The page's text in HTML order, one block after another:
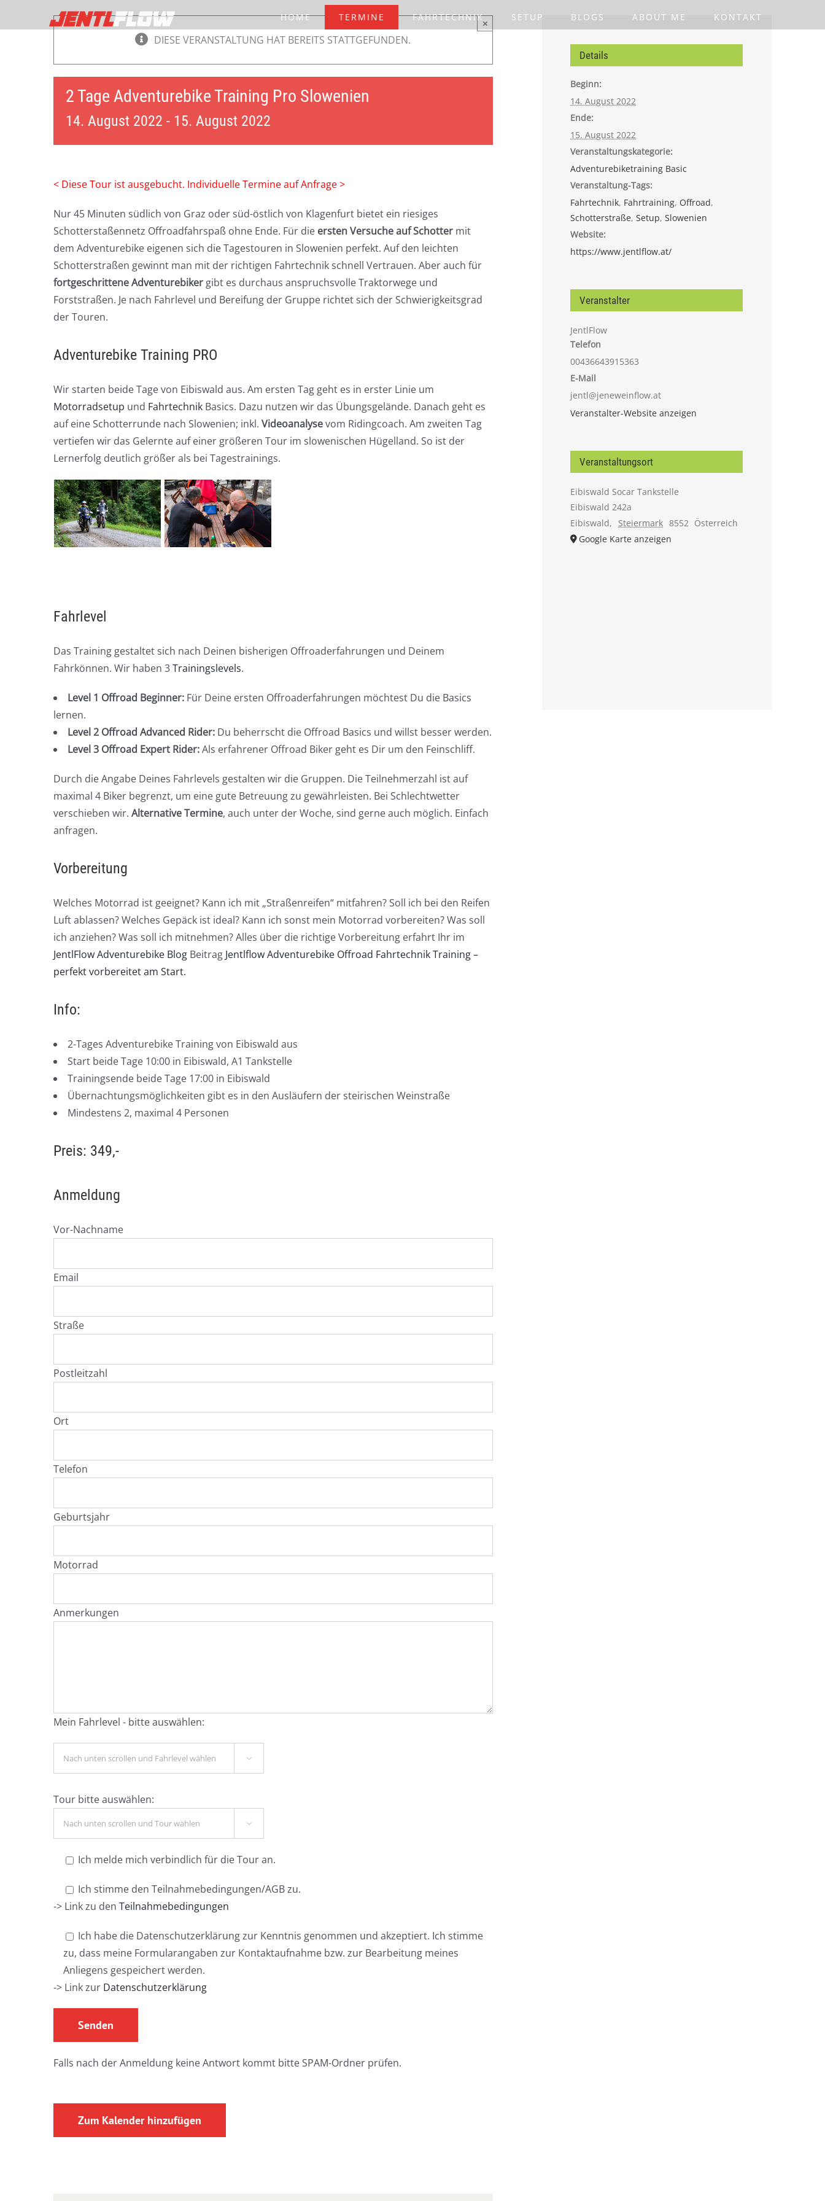
HOME TERMINE FAHRTECHNIK SETUP BLOGS ABOUT ME KONTAKT
DIESE VERANSTALTUNG HAT BEREITS STATTGEFUNDEN.
×
2 Tage Adventurebike Training Pro Slowenien
14. August 2022 - 15. August 2022
< Diese Tour ist ausgebucht. Individuelle Termine auf Anfrage >
Nur 45 Minuten südlich von Graz oder süd-östlich von Klagenfurt bietet ein riesiges
Schotterstaßennetz Offroadfahrspaß ohne Ende. Für die ersten Versuche auf Schotter mit
dem Adventurebike eigenen sich die Tagestouren in Slowenien perfekt. Auf den leichten
Schotterstraßen gewinnt man mit der richtigen Fahrtechnik schnell Vertrauen. Aber auch für
fortgeschrittene Adventurebiker gibt es durchaus anspruchsvolle Traktorwege und
Forststraßen. Je nach Fahrlevel und Bereifung der Gruppe richtet sich der Schwierigkeitsgrad
der Touren.
Adventurebike Training PRO
Wir starten beide Tage von Eibiswald aus. Am ersten Tag geht es in erster Linie um
Motorradsetup und Fahrtechnik Basics. Dazu nutzen wir das Übungsgelände. Danach geht es
auf eine Schotterrunde nach Slowenien; inkl. Videoanalysevom Ridingcoach. Am zweiten Tag
vertiefen wir das Gelernte auf einer größeren Tour im slowenischen Hügelland. So ist der
Lernerfolg deutlich größer als bei Tagestrainings.
Fahrlevel
Das Training gestaltet sich nach Deinen bisherigen Offroaderfahrungen und Deinem
Fahrkönnen. Wir haben 3Trainingslevels.
Level 1 Offroad Beginner: Für Deine ersten Offroaderfahrungen möchtest Du die Basics
lernen.
Level 2 Offroad Advanced Rider: Du beherrscht die Offroad Basics und willst besser werden.
Level 3 Offroad Expert Rider:Als erfahrener Offroad Biker geht es Dir um den Feinschliff.
Durch die Angabe Deines Fahrlevels gestalten wir die Gruppen. Die Teilnehmerzahl ist auf
maximal 4 Biker begrenzt, um eine gute Betreuung zu gewährleisten. Bei Schlechtwetter
verschieben wir. Alternative Termine, auch unter der Woche, sind gerne auch möglich. Einfach
anfragen.
Vorbereitung
Welches Motorrad ist geeignet? Kann ich mit „Straßenreifen“ mitfahren? Soll ich bei den Reifen
Luft ablassen? Welches Gepäck ist ideal? Kann ich sonst mein Motorrad vorbereiten? Was soll
ich anziehen? Was soll ich mitnehmen? Alles über die richtige Vorbereitung erfahrt Ihr im
JentlFlow Adventurebike Blog Beitrag Jentlflow Adventurebike Offroad Fahrtechnik Training –
perfekt vorbereitet am Start.
Info:
2-Tages Adventurebike Training von Eibiswald aus
Start beide Tage 10:00 in Eibiswald, A1 Tankstelle
Trainingsende beide Tage 17:00 in Eibiswald
Übernachtungsmöglichkeiten gibt es in den Ausläufern der steirischen Weinstraße
Mindestens 2, maximal 4 Personen
Preis: 349,-
Anmeldung
Vor-Nachname
Email
Straße
Postleitzahl
Ort
Telefon
Geburtsjahr
Motorrad
Anmerkungen
Mein Fahrlevel - bitte auswählen:

Tour bitte auswählen:

Ich melde mich verbindlich für die Tour an.
Ich stimme den Teilnahmebedingungen/AGB zu.
-> Link zu den Teilnahmebedingungen
Ich habe die Datenschutzerklärung zur Kenntnis genommen und akzeptiert. Ich stimme
zu, dass meine Formularangaben zur Kontaktaufnahme bzw. zur Bearbeitung meines
Anliegens gespeichert werden.
-> Link zur Datenschutzerklärung
Falls nach der Anmeldung keine Antwort kommt bitte SPAM-Ordner prüfen.
Zum Kalender hinzufügen
Details
Beginn:
14. August 2022
Ende:
15. August 2022
Veranstaltungskategorie:
Adventurebiketraining Basic
Veranstaltung-Tags:
Fahrtechnik, Fahrtraining, Offroad,
Schotterstraße,Setup,Slowenien
Website:
https://www.jentlflow.at/
Veranstalter
JentlFlow
Telefon
00436643915363
E-Mail
jentl@jeneweinflow.at
Veranstalter-Website anzeigen
Veranstaltungsort
Eibiswald Socar Tankstelle
Eibiswald 242a
Eibiswald, Steiermark 8552 Österreich
Google Karte anzeigen